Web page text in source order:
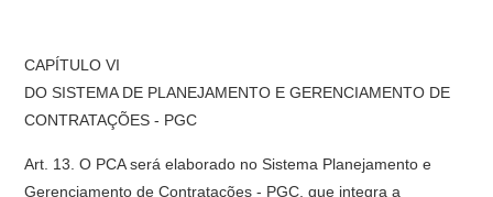
CAPÍTULO VI
DO SISTEMA DE PLANEJAMENTO E GERENCIAMENTO DE
CONTRATAÇÕES - PGC
Art. 13. O PCA será elaborado no Sistema Planejamento e
Gerenciamento de Contratações - PGC, que integra a